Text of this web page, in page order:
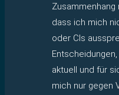
dass ich mich
oder CIs
aktuell und für
mich nur gegen